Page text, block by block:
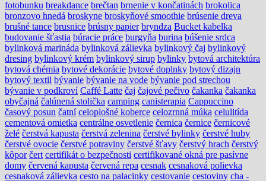
fotobunku breakdance brečtan brnenie v končatinách brokolica
bronzovo hnedá broskyne broskyňové smoothie brúsenie dreva
brušné tance brusnice brúsny papier bryndza Bucket kabelka
budovanie šťastia búracie práce burgyňa burina búšenie srdca
bylinková marináda bylinková zálievka bylinkový čaj bylinkový
dresing bylinkový krém bylinkový sirup bylinky bytová architektúra
bytová chémia bytové dekorácie bytové doplnky bytový dizajn
bytový textil bývanie bývanie na vode bývanie pod strechou
bývanie v podkroví Caffé Latte čaj čajové pečivo čakanka čakanka
obyčajná čalúnená stolička camping canisterapia Cappuccino
časový posun čatní celoplošné koberce celozrnná múka celulitída
cementová omietka centrálne osvetlenie černica černice černicové
želé čerstvá kapusta čerstvá zelenina čerstvé bylinky čerstvé huby
čerstvé ovocie čerstvé potraviny čerstvé šťavy čerstvý hrach čerstvý
kôpor čert certifikát o bezpečnosti certifikované okná pre pasívne
domy červená kapusta červená repa cesnak cesnaková polievka
cesnaková zálievka cesto na palacinky cestovanie cestoviny cha -